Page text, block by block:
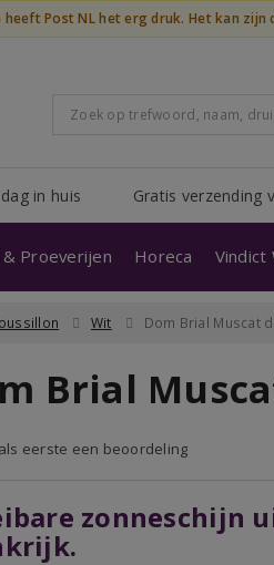
Post NL het erg druk. Het kan
in huis Gratis verzending
& Proeverijen Horeca Vindict
Wit Dom Brial Muscat
Brial
eerste een beoordeling
zonneschijn